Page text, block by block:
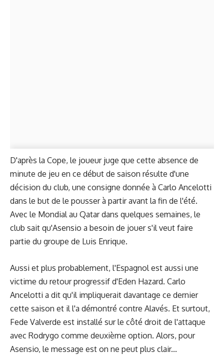
D'après la Cope, le joueur juge que cette absence de
minute de jeu en ce début de saison résulte d'une
décision du club, une consigne donnée à Carlo Ancelotti
dans le but de le pousser à partir avant la fin de l'été.
Avec le Mondial au Qatar dans quelques semaines, le
club sait qu'Asensio a besoin de jouer s'il veut faire
partie du groupe de Luis Enrique.
Aussi et plus probablement, l'Espagnol est aussi une
victime du retour progressif d'Eden Hazard. Carlo
Ancelotti a dit qu'il impliquerait davantage ce dernier
cette saison et il l'a démontré contre Alavés. Et surtout,
Fede Valverde est installé sur le côté droit de l'attaque
avec Rodrygo comme deuxième option. Alors, pour
Asensio, le message est on ne peut plus clair...